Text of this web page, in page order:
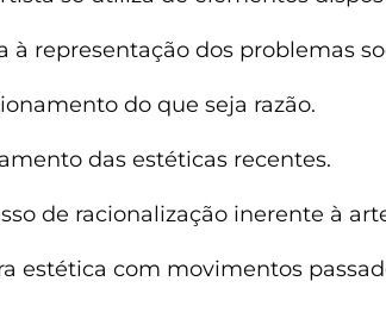
à representação dos problemas
do que seja razão.
das estéticas recentes.
de racionalização inerente à
estética com movimentos